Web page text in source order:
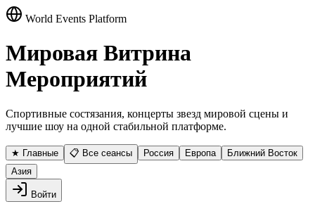
World Events Platform
Мировая Витрина
Мероприятий
Спортивные состязания, концерты звезд мировой сцены и
лучшие шоу на одной стабильной платформе.
★ Главные 📋 Все сеансы Россия Европа
Ближний Восток
Азия
Войти